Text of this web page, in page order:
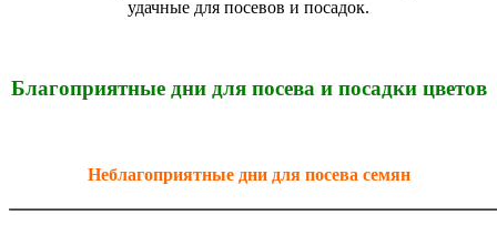
удачные для посевов и посадок.
Благоприятные дни для посева и посадки цветов
Неблагоприятные дни для посева семян